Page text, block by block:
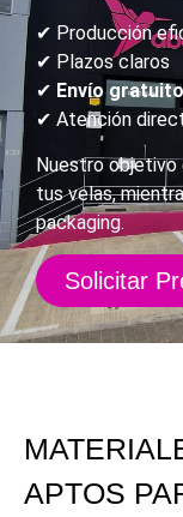
✔ Producción
✔ Plazos claros
✔ Envío
✔ Atención
Nuestro objetivo
tus velas,
packaging.
Solicitar
APTOS